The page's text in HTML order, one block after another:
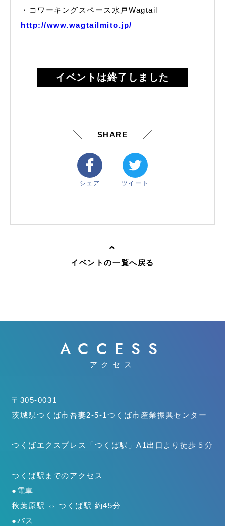
・コワーキングスペース水戸Wagtail
http://www.wagtailmito.jp/
イベントは終了しました
SHARE
シェア ツイート
イベントの一覧へ戻る
ACCESS
アクセス
〒305-0031
茨城県つくば市吾妻2-5-1つくば市産業振興センター
つくばエクスプレス「つくば駅」A1出口より徒歩５分
つくば駅までのアクセス
●電車
秋葉原駅 ⇔ つくば駅 約45分
●バス